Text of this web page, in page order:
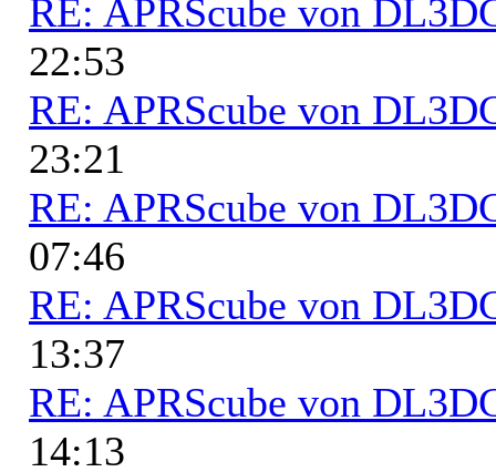
RE: APRScube von
22:53
RE: APRScube von
23:21
RE: APRScube von
07:46
RE: APRScube von
13:37
RE: APRScube von
14:13